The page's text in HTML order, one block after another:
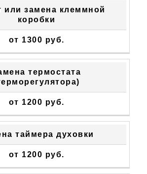
или замена клеммной
коробки
от 1300 руб.
термостата
от 1200 руб.
таймера духовки
от 1200 руб.